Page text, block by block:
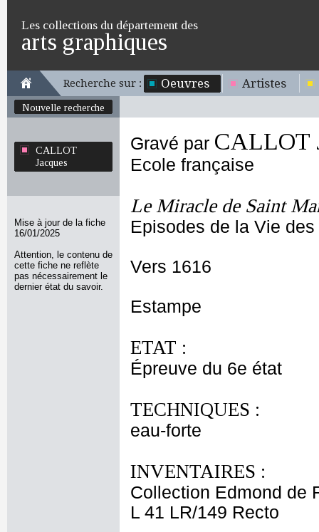
Les collections du département des
arts graphiques
Recherche sur : Oeuvres Artistes
Nouvelle recherche
CALLOT
Jacques
Mise à jour de la fiche
16/01/2025
Attention, le contenu de
cette fiche ne reflète
pas nécessairement le
dernier état du savoir.
Gravé par CALLOT
Ecole française
Le Miracle de Saint
Episodes de la Vie
Vers 1616
Estampe
ETAT :
Épreuve du 6e état
TECHNIQUES :
eau-forte
INVENTAIRES :
Collection Edmond de
L 41 LR/149 Recto